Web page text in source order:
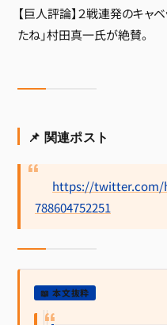
【巨人評論】２戦連発のキャ
たね」村田真一氏が絶賛。
📌 関連ポスト
https://twitter.com/
788604752251
📖 本文抜粋